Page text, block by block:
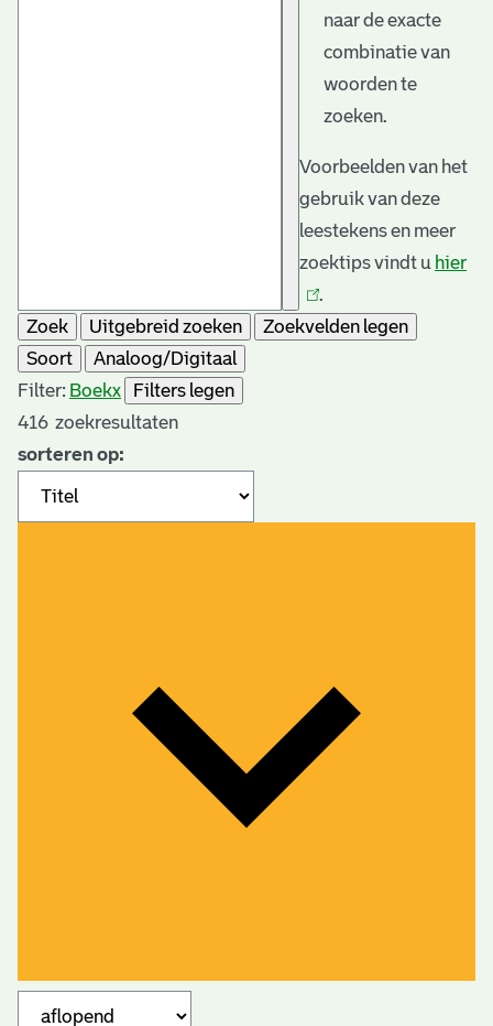
naar de exacte
combinatie van
woorden te
zoeken.
Voorbeelden van het
gebruik van deze
leestekens en meer
zoektips vindt u hier
.
Zoek
Uitgebreid zoeken
Zoekvelden legen
Soort
Analoog/Digitaal
Filter: Boekx
Filters legen
416 zoekresultaten
sorteren op: